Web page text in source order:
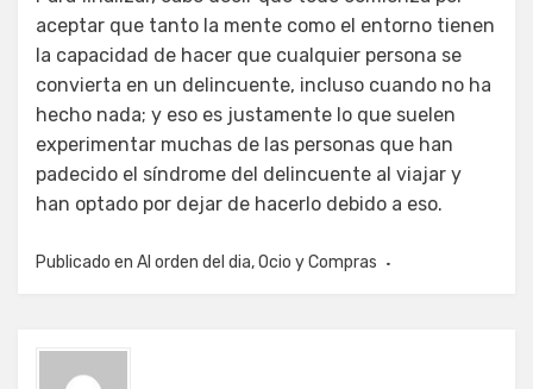
aceptar que tanto la mente como el entorno tienen
la capacidad de hacer que cualquier persona se
convierta en un delincuente, incluso cuando no ha
hecho nada; y eso es justamente lo que suelen
experimentar muchas de las personas que han
padecido el síndrome del delincuente al viajar y
han optado por dejar de hacerlo debido a eso.
Publicado en Al orden del dia,Ocio y Compras